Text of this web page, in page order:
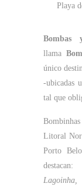
Playa
Bombas
llama
único
-ubicadas
tal que
Litoral
Porto
destacan: